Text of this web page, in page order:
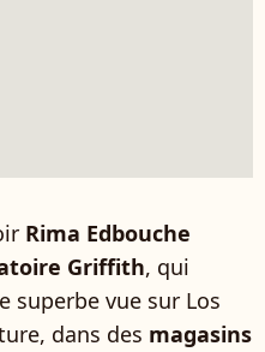
Rima Edbouche
Griffith, qui
superbe vue sur Los
dans des magasins